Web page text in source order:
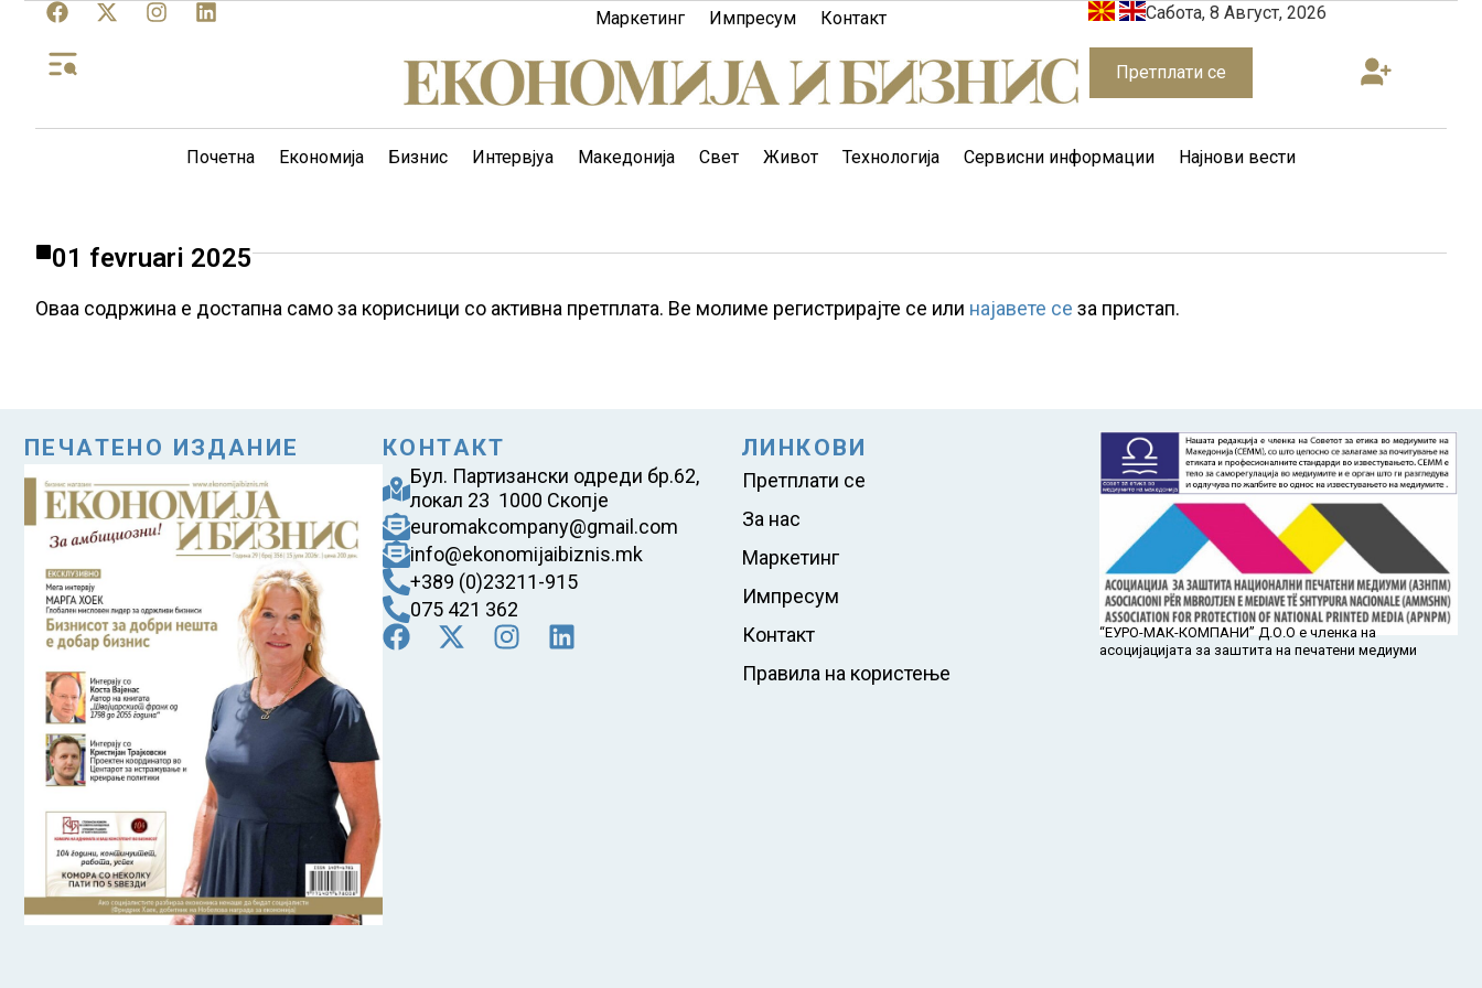
Маркетинг Импресум Контакт Сабота, 8 Август, 2026
Претплати се
Почетна Економија Бизнис Интервјуа Македонија Свет Живот Технологија Сервисни информации Најнови вести
01 fevruari 2025
Оваа содржина е достапна само за корисници со активна претплата. Ве молиме регистрирајте се или најавете се за пристап.
ПЕЧАТЕНО ИЗДАНИЕ КОНТАКТ
Бул. Партизански одреди бр.62,
локал 23 1000 Скопје
euromakcompany@gmail.com
info@ekonomijaibiznis.mk
+389 (0)23211-915
075 421 362
ЛИНКОВИ
Претплати се
За нас
Маркетинг
Импресум
Контакт
Правила на користење
“ЕУРО-МАК-КОМПАНИ” Д.О.О е членка на
асоцијацијата за заштита на печатени медиуми